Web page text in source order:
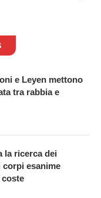
e Leyen mettono
tra rabbia e
la ricerca dei
esanime